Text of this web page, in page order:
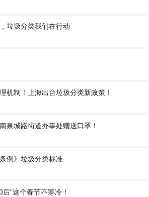
垃圾分类我们在行动
机制！上海出台垃圾分类新政策！
泉城路街道办事处赠送口罩！
例》垃圾分类标准
”这个春节不寒冷！